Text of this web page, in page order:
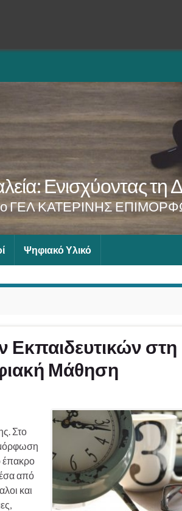
Ενισχύοντας τη
ΓΕΛ ΚΑΤΕΡΙΝΗΣ
Ψηφιακό Υλικό
στη
Μάθηση
Στο
έπακρο
από
και